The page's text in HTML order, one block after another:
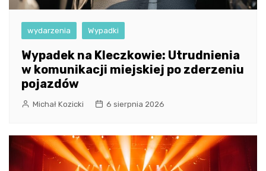
wydarzenia Wypadki
Wypadek na Kleczkowie: Utrudnienia
w komunikacji miejskiej po zderzeniu
pojazdów
Michał Kozicki 6 sierpnia 2026